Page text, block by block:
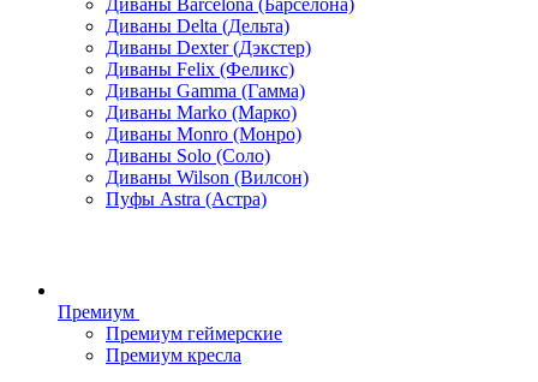
Диваны Barcelona (Барселона)
Диваны Delta (Дельта)
Диваны Dexter (Дэкстер)
Диваны Felix (Феликс)
Диваны Gamma (Гамма)
Диваны Marko (Марко)
Диваны Monro (Монро)
Диваны Solo (Соло)
Диваны Wilson (Вилсон)
Пуфы Astra (Астра)
Премиум
Премиум геймерские
Премиум кресла